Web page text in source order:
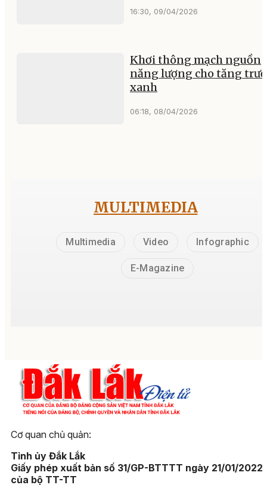
16:30, 09/04/2026
Khơi thông mạch nguồn
năng lượng cho tăng
xanh
06:18, 08/04/2026
MULTIMEDIA
Multimedia Video Infographic
E-Magazine
Cơ quan chủ quản:
Tỉnh ủy Đắk Lắk
Giấy phép xuất bản số 31/GP-BTTTT ngày 21/01/2022
của bộ TT-TT